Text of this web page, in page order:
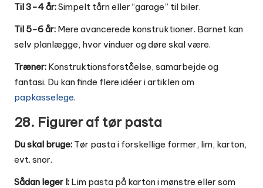
Til 3-4 år:Simpelt tårn eller “garage” til biler.
Til 5-6 år: Mere avancerede konstruktioner. Barnet kan
selv planlægge, hvor vinduer og døre skal være.
Træner: Konstruktionsforståelse, samarbejde og
fantasi. Du kan finde flere idéer i artiklen om
papkasselege.
28. Figurer af tør pasta
Du skal bruge: Tør pasta i forskellige former, lim, karton,
evt. snor.
Sådan leger I: Lim pasta på karton i mønstre eller som